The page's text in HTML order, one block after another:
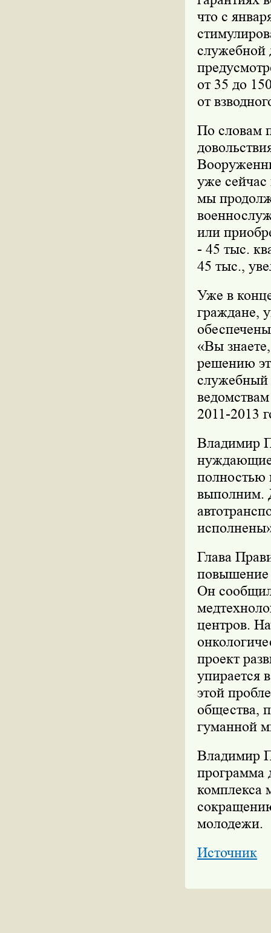
что с
служебной
от 35 до
от
По словам
уже
мы
или
- 45 тыс.
45 тыс.,
Уже в
граждане,
«Вы
решению
2011-2013
Владимир
полностью
выполним.
Глава
повышение
Он
центров.
проект
упирается
этой
общества,
гуманной
Владимир
программа
комплекса
молодежи.
Источник